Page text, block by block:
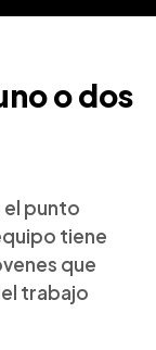
o dos
el punto
tiene
que
trabajo